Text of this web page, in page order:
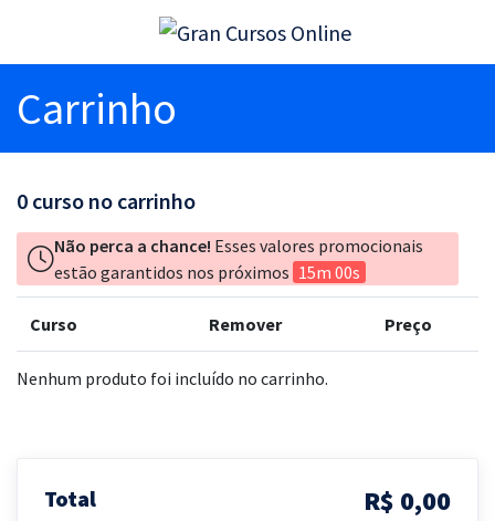
Carrinho
0 curso no carrinho
Não perca a chance! Esses valores promocionais
estão garantidos nos próximos 15m 00s
Curso Remover Preço
Nenhum produto foi incluído no carrinho.
Total R$ 0,00